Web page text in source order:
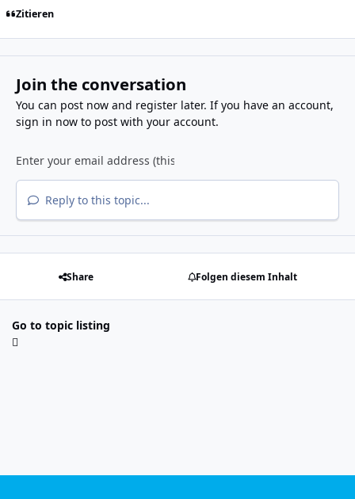
Zitieren
Join the conversation
You can post now and register later. If you have an account,
sign in nowto post with your account.
Reply to this topic...
Share Folgen diesem Inhalt
Go to topic listing